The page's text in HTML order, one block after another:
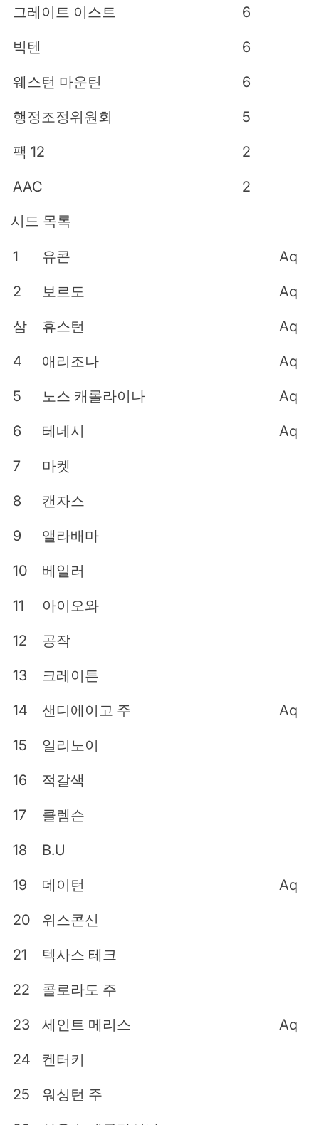
그레이트 이스트 6
빅텐 6
웨스턴 마운틴 6
행정조정위원회 5
팩 12 2
AAC
2
시드 목록
1 유콘 Aq
2 보르도 Aq
삼 휴스턴 Aq
4 애리조나 Aq
5 노스 캐롤라이나 Aq
6 테네시 Aq
7 마켓
8 캔자스
9 앨라배마
10 베일러
11 아이오와
12 공작
13 크레이튼
14 샌디에이고 주 Aq
15 일리노이
16 적갈색
17 클렘슨
18 B.U
19 데이턴 Aq
20 위스콘신
21 텍사스 테크
22 콜로라도 주
23 세인트 메리스 Aq
24 켄터키
25 워싱턴 주